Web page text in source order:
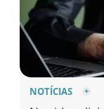
NOTÍCIAS